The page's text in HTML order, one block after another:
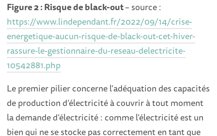
Figure 2 : Risque de black-out– source :
https://www.lindependant.fr/2022/09/14/crise-
energetique-aucun-risque-de-black-out-cet-hiver-
rassure-le-gestionnaire-du-reseau-delectricite-
10542881.php
Le premier pilier concerne l’adéquation des capacités
de production d’électricité à couvrir à tout moment
la demande d’électricité : comme l’électricité est un
bien qui ne se stocke pas correctement en tant que